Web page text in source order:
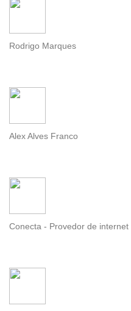
Rodrigo Marques
Alex Alves Franco
Conecta - Provedor de internet